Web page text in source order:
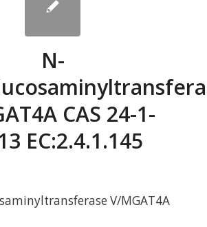
N-
CAS 24-1-
EC:2.4.1.145
V/MGAT4A